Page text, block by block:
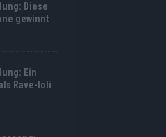
Diese
gewinnt
Ein
Rave-Ioli